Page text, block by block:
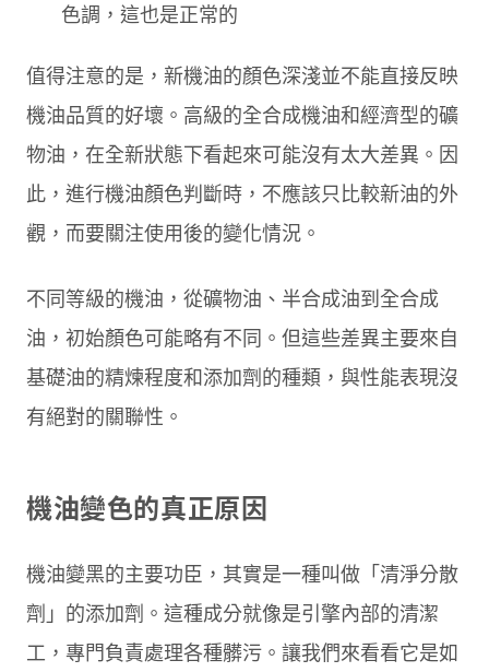
色調，這也是正常的
值得注意的是，新機油的顏色深淺並不能直接反映
機油品質的好壞。高級的全合成機油和經濟型的礦
物油，在全新狀態下看起來可能沒有太大差異。因
此，進行機油顏色判斷時，不應該只比較新油的外
觀，而要關注使用後的變化情況。
不同等級的機油，從礦物油、半合成油到全合成
油，初始顏色可能略有不同。但這些差異主要來自
基礎油的精煉程度和添加劑的種類，與性能表現沒
有絕對的關聯性。
機油變色的真正原因
機油變黑的主要功臣，其實是一種叫做「清淨分散
劑」的添加劑。這種成分就像是引擎內部的清潔
工，專門負責處理各種髒污。讓我們來看看它是如